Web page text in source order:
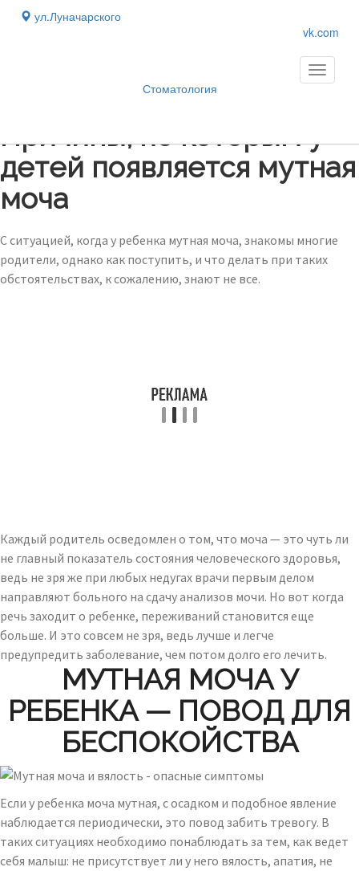
ул.Луначарского
vk.com
Стоматология
Toggle
Причины, по которым у
детей появляется мутная
моча
С ситуацией, когда у ребенка мутная моча, знакомы многие
родители, однако как поступить, и что делать при таких
обстоятельствах, к сожалению, знают не все.
Каждый родитель осведомлен о том, что моча — это чуть ли
не главный показатель состояния человеческого здоровья,
ведь не зря же при любых недугах врачи первым делом
направляют больного на сдачу анализов мочи. Но вот когда
речь заходит о ребенке, переживаний становится еще
больше. И это совсем не зря, ведь лучше и легче
предупредить заболевание, чем потом долго его лечить.
МУТНАЯ МОЧА У
РЕБЕНКА — ПОВОД ДЛЯ
БЕСПОКОЙСТВА
Если у ребенка моча мутная, с осадком и подобное явление
наблюдается периодически, это повод забить тревогу. В
таких ситуациях необходимо понаблюдать за тем, как ведет
себя малыш: не присутствует ли у него вялость, апатия, не